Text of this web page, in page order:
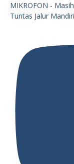
MIKROFON -
Tuntas Jalur